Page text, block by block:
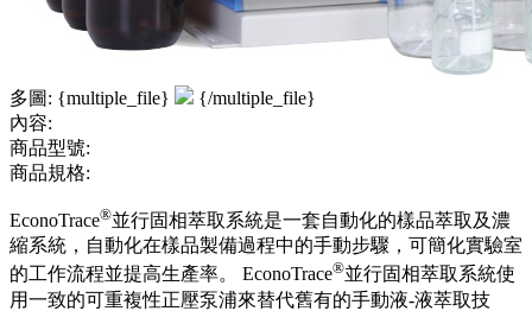
多圖: {multiple_file}
{/multiple_file}
內容:
商品型號:
商品規格:
EconoTrace®並行固相萃取系統是一套自動化的樣品萃取及濃
縮系統，自動化在樣品製備過程中的手動步驟，可簡化實驗室
的工作流程並提高生產率。 EconoTrace®並行固相萃取系統使
用一致的可重複性正壓泵浦來替代舊有的手動液-液萃取技